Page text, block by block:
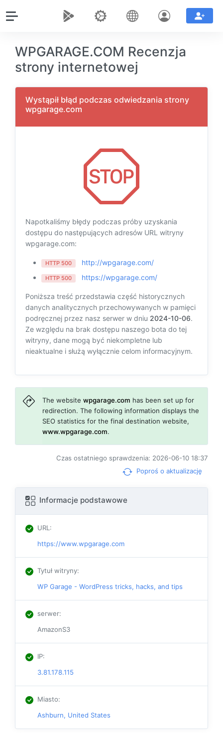
WPGARAGE.COM Recenzja
strony internetowej
Wystąpił błąd podczas odwiedzania strony
wpgarage.com
Napotkaliśmy błędy podczas próby uzyskania
dostępu do następujących adresów URL witryny
wpgarage.com:
HTTP 500 http://wpgarage.com/
HTTP 500 https://wpgarage.com/
Poniższa treść przedstawia część historycznych
danych analitycznych przechowywanych w pamięci
podręcznej przez nasz serwer w dniu 2024-10-06.
Ze względu na brak dostępu naszego bota do tej
witryny, dane mogą być niekompletne lub
nieaktualne i służą wyłącznie celom informacyjnym.
The websitewpgarage.com has been set up for
redirection. The following information displays the
SEO statistics for the final destination website,
www.wpgarage.com.
Czas ostatniego sprawdzenia: 2026-06-10 18:37
Poproś o aktualizację
Informacje podstawowe
URL :
https://www.wpgarage.com
Tytuł witryny:
WP Garage - WordPress tricks, hacks, and tips
serwer:
AmazonS3
IP:
3.81.178.115
Miasto:
Ashburn, United States